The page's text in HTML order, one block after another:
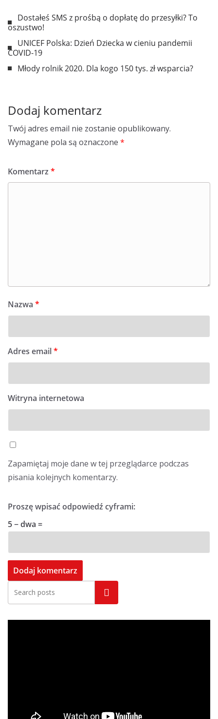
Dostałeś SMS z prośbą o dopłatę do przesyłki? To
oszustwo!
UNICEF Polska: Dzień Dziecka w cieniu pandemii
COVID-19
Młody rolnik 2020. Dla kogo 150 tys. zł wsparcia?
Dodaj komentarz
Twój adres email nie zostanie opublikowany.
Wymagane pola są oznaczone *
Komentarz *
Nazwa *
Adres email*
Witryna internetowa
Zapamiętaj moje dane w tej przeglądarce podczas
pisania kolejnych komentarzy.
Proszę wpisać odpowiedź cyframi:
5 − dwa =
Szukaj